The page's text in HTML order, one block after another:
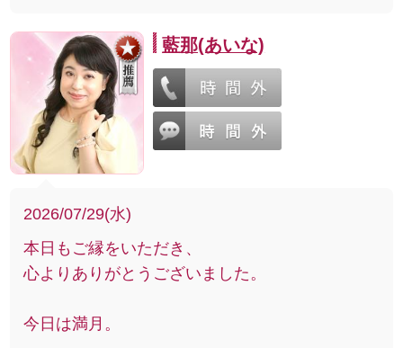
藍那(あいな)
2026/07/29(水)
本日もご縁をいただき、
心よりありがとうございました。
今日は満月。